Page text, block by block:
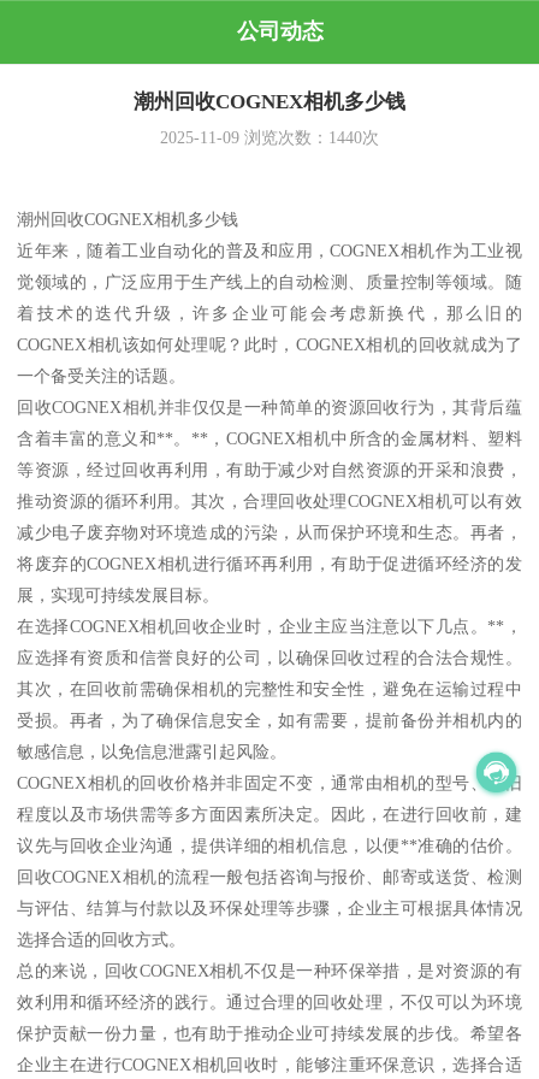
公司动态
潮州回收COGNEX相机多少钱
2025-11-09 浏览次数： 1440次
潮州回收COGNEX相机多少钱
近年来，随着工业自动化的普及和应用，COGNEX相机作为工业视
觉领域的，广泛应用于生产线上的自动检测、质量控制等领域。随
着技术的迭代升级，许多企业可能会考虑新换代，那么旧的
COGNEX相机该如何处理呢？此时，COGNEX相机的回收就成为了
一个备受关注的话题。
回收COGNEX相机并非仅仅是一种简单的资源回收行为，其背后蕴
含着丰富的意义和**。**，COGNEX相机中所含的金属材料、塑料
等资源，经过回收再利用，有助于减少对自然资源的开采和浪费，
推动资源的循环利用。其次，合理回收处理COGNEX相机可以有效
减少电子废弃物对环境造成的污染，从而保护环境和生态。再者，
将废弃的COGNEX相机进行循环再利用，有助于促进循环经济的发
展，实现可持续发展目标。
在选择COGNEX相机回收企业时，企业主应当注意以下几点。**，
应选择有资质和信誉良好的公司，以确保回收过程的合法合规性。
其次，在回收前需确保相机的完整性和安全性，避免在运输过程中
受损。再者，为了确保信息安全，如有需要，提前备份并相机内的
敏感信息，以免信息泄露引起风险。
COGNEX相机的回收价格并非固定不变，通常由相机的型号、新旧
程度以及市场供需等多方面因素所决定。因此，在进行回收前，建
议先与回收企业沟通，提供详细的相机信息，以便**准确的估价。
回收COGNEX相机的流程一般包括咨询与报价、邮寄或送货、检测
与评估、结算与付款以及环保处理等步骤，企业主可根据具体情况
选择合适的回收方式。
总的来说，回收COGNEX相机不仅是一种环保举措，是对资源的有
效利用和循环经济的践行。通过合理的回收处理，不仅可以为环境
保护贡献一份力量，也有助于推动企业可持续发展的步伐。希望各
企业主在进行COGNEX相机回收时，能够注重环保意识，选择合适